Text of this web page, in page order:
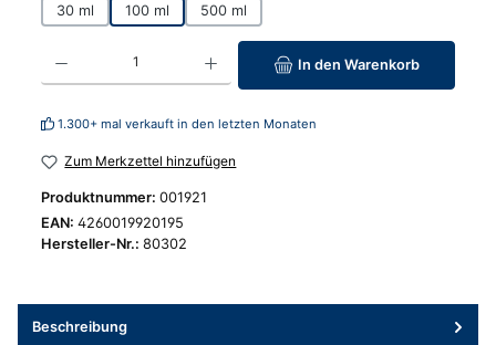
30 ml
100 ml 500 ml
Produkt Anzahl: Gib den gewünschten Wert ein oder benutze die
In den Warenkorb
1.300+ mal verkauft in den letzten Monaten
Zum Merkzettel hinzufügen
Produktnummer: 001921
EAN: 4260019920195
Hersteller-Nr.: 80302
Beschreibung